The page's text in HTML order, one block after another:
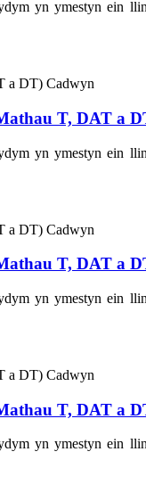
yn ymestyn ein
T, DAT a
yn ymestyn ein
T, DAT a
yn ymestyn ein
T, DAT a
yn ymestyn ein